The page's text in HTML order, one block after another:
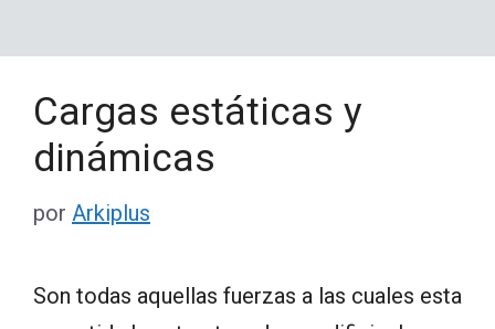
Cargas estáticas y
dinámicas
por Arkiplus
Son todas aquellas fuerzas a las cuales esta